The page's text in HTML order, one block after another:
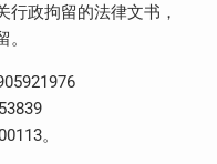
行政拘留的法律文书，
。